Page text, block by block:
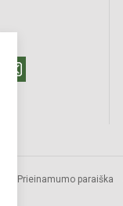
Prieinamumo paraiška